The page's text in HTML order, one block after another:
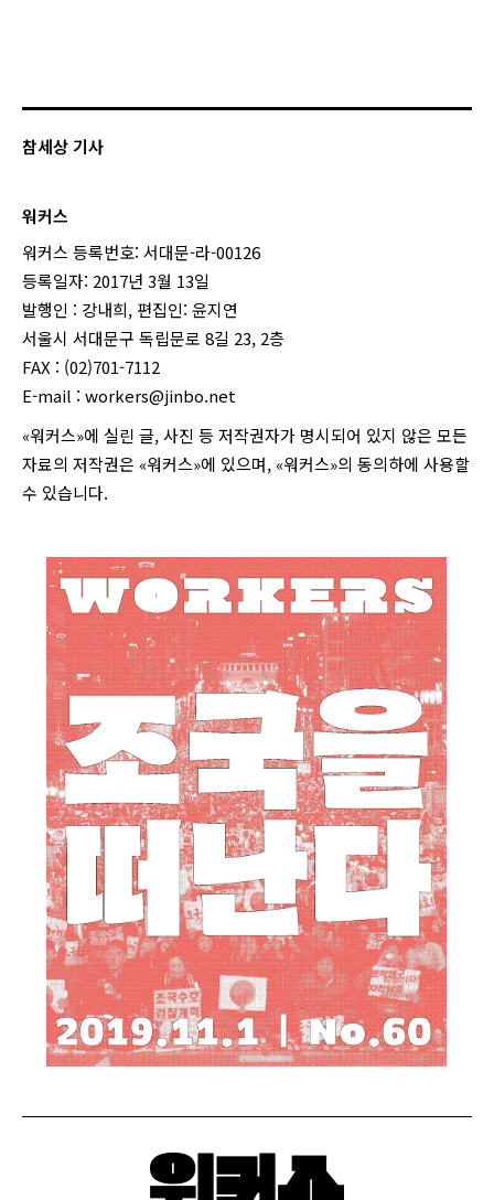
참세상 기사
워커스
워커스 등록번호: 서대문-라-00126
등록일자: 2017년 3월 13일
발행인 : 강내희, 편집인: 윤지연
서울시 서대문구 독립문로 8길 23, 2층
FAX : (02)701-7112
E-mail : workers@jinbo.net
«워커스»에 실린 글, 사진 등 저작권자가 명시되어 있지 않은 모든
자료의 저작권은 «워커스»에 있으며, «워커스»의 동의하에 사용할
수 있습니다.